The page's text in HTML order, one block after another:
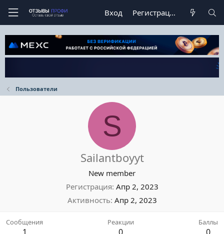
Вход Регистрация
Пользователи
S
Sailantboyyt
New member
Регистрация Апр 2, 2023
Активность Апр 2, 2023
Сообщения Реакции Баллы